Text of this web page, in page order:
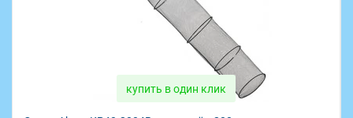
купить в один клик